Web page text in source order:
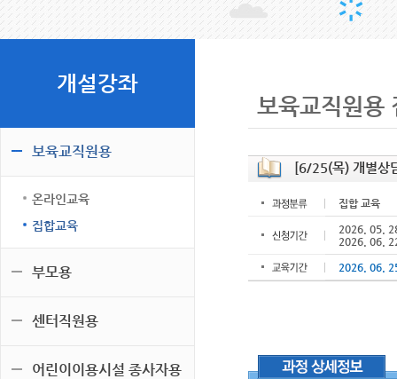
개설강좌
보육교직원용
온라인교육
집합교육
부모용
센터직원용
어린이이용시설 종사자용
보육교직원용
[6/25(목) 개별상
집합 교육
2026. 05.
2026. 06.
2026. 06.